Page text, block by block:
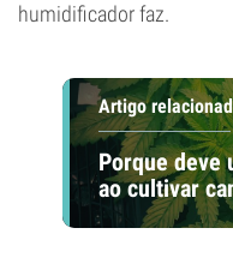
humidificador faz.
Artigo
Porque deve
ao cultivar